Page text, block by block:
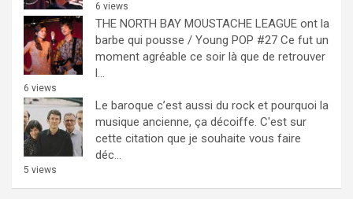
6 views
THE NORTH BAY MOUSTACHE LEAGUE ont la
barbe qui pousse / Young POP #27 Ce fut un
moment agréable ce soir là que de retrouver
l...
6 views
Le baroque c’est aussi du rock et pourquoi la
musique ancienne, ça décoiffe. C'est sur
cette citation que je souhaite vous faire
déc...
5 views